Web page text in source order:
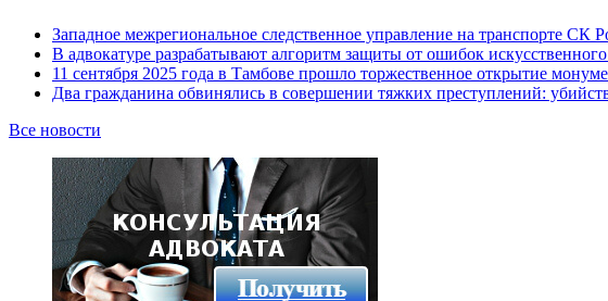
Западное межрегиональное следственное управление на транспорте СК
В адвокатуре разрабатывают алгоритм защиты от ошибок
11 сентября 2025 года в Тамбове прошло торжественное открытие
Два гражданина обвинялись в совершении тяжких преступлений:
Все новости